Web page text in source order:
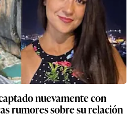
nuevamente con
rumores sobre su relación